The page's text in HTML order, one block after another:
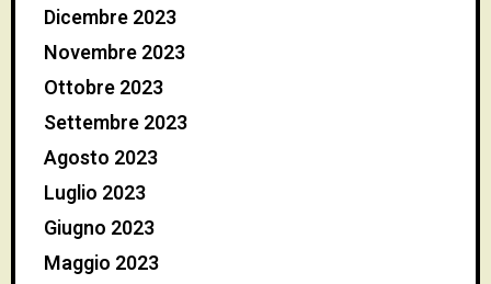
Dicembre 2023
Novembre 2023
Ottobre 2023
Settembre 2023
Agosto 2023
Luglio 2023
Giugno 2023
Maggio 2023